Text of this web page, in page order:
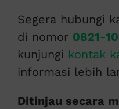
Segera hubungi
di nomor 0821-
kunjungi kontak
informasi lebih
Ditinjau secara